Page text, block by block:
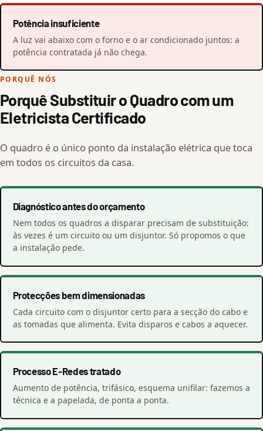
Potência insuficiente
A luz vai abaixo com o forno e o ar condicionado juntos: a
potência contratada já não chega.
PORQUÊ NÓS
Porquê Substituir o Quadro com um
Eletricista Certificado
O quadro é o único ponto da instalação elétrica que toca
em todos os circuitos da casa.
Diagnóstico antes do orçamento
Nem todos os quadros a disparar precisam de substituição:
às vezes é um circuito ou um disjuntor. Só propomos o que
a instalação pede.
Protecções bem dimensionadas
Cada circuito com o disjuntor certo para a secção do cabo e
as tomadas que alimenta. Evita disparos e cabos a aquecer.
Processo E-Redes tratado
Aumento de potência, trifásico, esquema unifilar: fazemos a
técnica e a papelada, de ponta a ponta.